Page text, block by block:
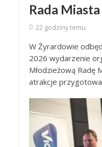
Rada
22 godziny temu
W Żyrardowie
2026 wydarzenie
Młodzieżową Radę
atrakcje